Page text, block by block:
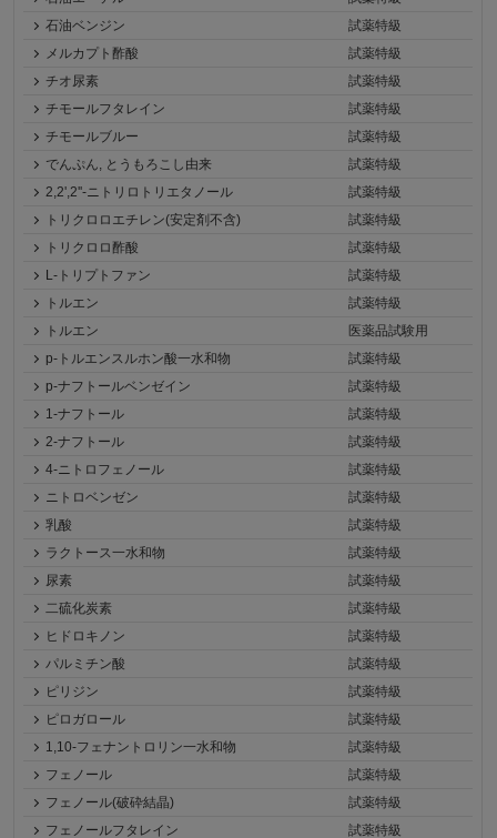
石油ベンジン
試薬特級
メルカプト酢酸
試薬特級
チオ尿素
試薬特級
チモールフタレイン
試薬特級
チモールブルー
試薬特級
でんぷん, とうもろこし由来
試薬特級
2,2',2''-ニトリロトリエタノール
試薬特級
トリクロロエチレン(安定剤不含)
試薬特級
トリクロロ酢酸
試薬特級
L-トリプトファン
試薬特級
トルエン
試薬特級
トルエン
医薬品試験用
p-トルエンスルホン酸一水和物
試薬特級
p-ナフトールベンゼイン
試薬特級
1-ナフトール
試薬特級
2-ナフトール
試薬特級
4-ニトロフェノール
試薬特級
ニトロベンゼン
試薬特級
乳酸
試薬特級
ラクトース一水和物
試薬特級
尿素
試薬特級
二硫化炭素
試薬特級
ヒドロキノン
試薬特級
パルミチン酸
試薬特級
ピリジン
試薬特級
ピロガロール
試薬特級
1,10-フェナントロリン一水和物
試薬特級
フェノール
試薬特級
フェノール(破砕結晶)
試薬特級
フェノールフタレイン
試薬特級